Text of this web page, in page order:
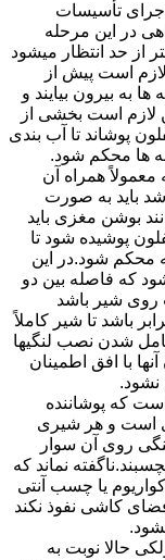
تأسیسات
در این مرحله
از حد انتظار میشود
است پیش از
بیرون بیایند و
لازم است بخشی از
پوشاند تا آب بندی
ها محکم شود.
همراه آن
باید به صورت
بوشن مغزی باید
پوشیده شود تا
محکم شود.در این
که فاصله بین دو
روی شیر باشد
باشد تا شیر کاملاً
کامل شدن نصب لنگیها
با افق اطمینان
نشود.
که پوشاننده
است و هر شیری
روی آن سوار
نماند که
یا چسب آنتی
کاشی نفوذ نکند
حالا نوبت به